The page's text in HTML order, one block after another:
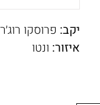
יקב: פרוסקו
איזור: ונטו